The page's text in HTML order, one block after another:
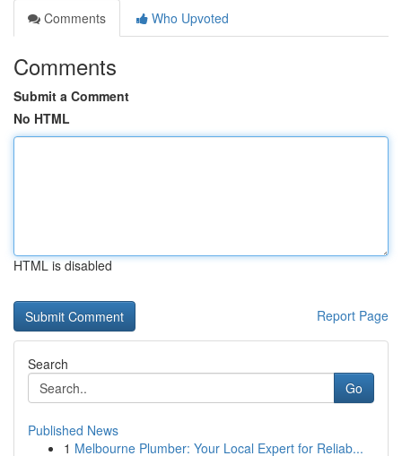
Comments
Who Upvoted
Comments
Submit a Comment
No HTML
HTML is disabled
Report Page
Search
Go
Published News
1 Melbourne Plumber: Your Local Expert for Reliab...